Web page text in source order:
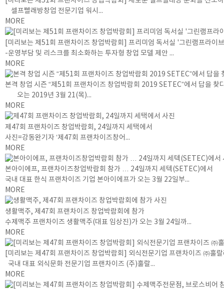
셀프빨래방창업 전문기업 워시...
MORE
[미리보는 제51회 프랜차이즈 창업박람회] 프리미엄 독서실 '그린램프라이
-운영부담 및 리스크를 최소화하는 투자형 창업 모델 제안 ...
MORE
본격 창업 시즌 “제51회 프랜차이즈 창업박람회 2019 SETEC”에서 답을 찾
오는 2019년 3월 21(목)...
MORE
제47회 프랜차이즈 창업박람회, 24일까지 세택에서
사진=강동완기자 ‘제47회 프랜차이즈창어...
MORE
본아이에프, 프랜차이즈창업박람회 참가 … 24일까지 세텍(SETEC)에서
국내 대표 한식 프랜차이즈 기업 본아이에프가 오는 3월 22일부...
MORE
생활맥주, 제47회 프랜차이즈 창업박람회에 참가
수제맥주 프랜차이즈 생활맥주(대표 임상진)가 오는 3월 24일까...
MORE
[미리보는 제47회 프랜차이즈 창업박람회] 외식전문기업 프랜차이즈 ㈜훌랄
국내 대표 외식문화 전문기업 프랜차이즈 (주)훌랄...
MORE